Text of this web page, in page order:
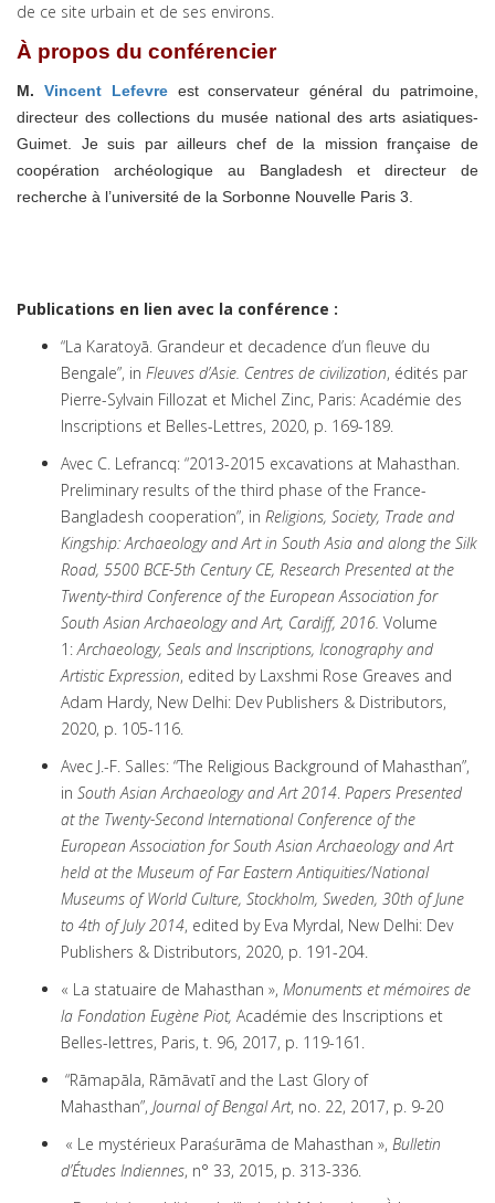
de ce site urbain et de ses environs.
À propos du conférencier
M. Vincent Lefevreest conservateur général du patrimoine,
directeur des collections du musée national des arts asiatiques-
Guimet. Je suis par ailleurs chef de la mission française de
coopération archéologique au Bangladesh et directeur de
recherche à l’université de la Sorbonne Nouvelle Paris 3.
Publications en lien avec la conférence :
“La Karatoyā. Grandeur et decadence d’un fleuve du
Bengale”, in Fleuves d’Asie. Centres de civilization, édités par
Pierre-Sylvain Fillozat et Michel Zinc, Paris: Académie des
Inscriptions et Belles-Lettres, 2020, p. 169-189.
Avec C. Lefrancq: “2013-2015 excavations at Mahasthan.
Preliminary results of the third phase of the France-
Bangladesh cooperation”, in Religions, Society, Trade and
Kingship: Archaeology and Art in South Asia and along the Silk
Road, 5500 BCE-5th Century CE, Research Presented at the
Twenty-third Conference of the European Association for
South Asian Archaeology and Art, Cardiff, 2016. Volume
1:Archaeology, Seals and Inscriptions, Iconography and
Artistic Expression, edited by Laxshmi Rose Greaves and
Adam Hardy, New Delhi: Dev Publishers & Distributors,
2020, p. 105-116.
Avec J.-F. Salles: “The Religious Background of Mahasthan”,
in South Asian Archaeology and Art 2014. Papers Presented
at the Twenty-Second International Conference of the
European Association for South Asian Archaeology and Art
held at the Museum of Far Eastern Antiquities/National
Museums of World Culture, Stockholm, Sweden, 30th of June
to 4th of July 2014, edited by Eva Myrdal, New Delhi: Dev
Publishers & Distributors, 2020, p. 191-204.
« La statuaire de Mahasthan », Monuments et mémoires de
la Fondation Eugène Piot, Académie des Inscriptions et
Belles-lettres, Paris, t. 96, 2017, p. 119-161.
“Rāmapāla, Rāmāvatī and the Last Glory of
Mahasthan”, Journal of Bengal Art, no. 22, 2017, p. 9-20
« Le mystérieux Paraśurāma de Mahasthan », Bulletin
d’Études Indiennes, n° 33, 2015, p. 313-336.